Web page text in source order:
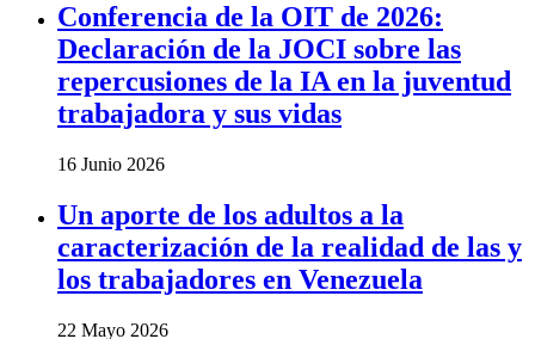
Conferencia de la OIT de 2026:
Declaración de la JOCI sobre las
repercusiones de la IA en la juventud
trabajadora y sus vidas
16 Junio 2026
Un aporte de los adultos a la
caracterización de la realidad de las y
los trabajadores en Venezuela
22 Mayo 2026